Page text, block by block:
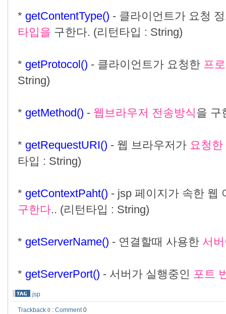
* getContentType() - 클라이언트가 요청
타입을 구한다. (리턴타입 : String)
* getProtocol() - 클라이언트가 요청한 프
String)
* getMethod() - 웹브라우저 전송방식을 구
* getRequestURI() - 웹 브라우저가 요청한
타입 : String)
* getContextPaht() - jsp 페이지가 속한 웹
구한다.. (리턴타입 : String)
* getServerName() - 연결할때 사용한 서
* getServerPort() - 서버가 실행중인 포트
jsp
Trackback 0 : Comment0